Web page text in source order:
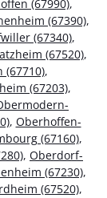
(67990),
(67390),
(67340),
(67520),
(67710),
(67203),
, Oberhoffen-
(67160),
, Oberdorf-
(67230),
(67520),